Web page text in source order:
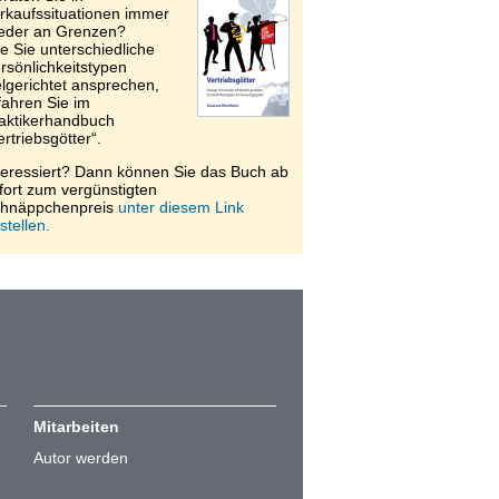
immer
an Grenzen?
Sie unterschiedliche
ansprechen,
Sie im
Dann können Sie das Buch ab
zum vergünstigten
unter diesem Link
Mitarbeiten
Autor werden